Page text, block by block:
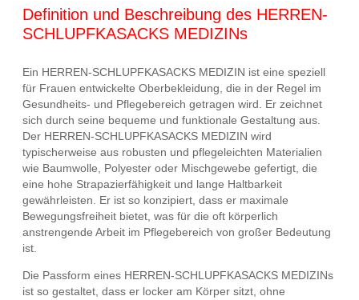
Definition und Beschreibung des HERREN-
SCHLUPFKASACKS MEDIZINs
Ein HERREN-SCHLUPFKASACKS MEDIZIN ist eine speziell
für Frauen entwickelte Oberbekleidung, die in der Regel im
Gesundheits- und Pflegebereich getragen wird. Er zeichnet
sich durch seine bequeme und funktionale Gestaltung aus.
Der HERREN-SCHLUPFKASACKS MEDIZIN wird
typischerweise aus robusten und pflegeleichten Materialien
wie Baumwolle, Polyester oder Mischgewebe gefertigt, die
eine hohe Strapazierfähigkeit und lange Haltbarkeit
gewährleisten. Er ist so konzipiert, dass er maximale
Bewegungsfreiheit bietet, was für die oft körperlich
anstrengende Arbeit im Pflegebereich von großer Bedeutung
ist.
Die Passform eines HERREN-SCHLUPFKASACKS MEDIZINs
ist so gestaltet, dass er locker am Körper sitzt, ohne